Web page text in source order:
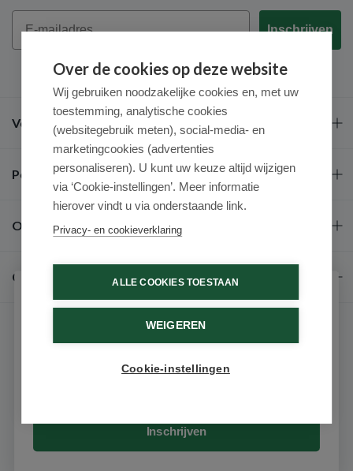
Email
Inschrijven
Veel gestelde vragen
Populaire merken
Over ons
Contact
Over de cookies op deze website
Wij gebruiken noodzakelijke cookies en, met uw
toestemming, analytische cookies
(websitegebruik meten), social-media- en
marketingcookies (advertenties
personaliseren). U kunt uw keuze altijd wijzigen
via ‘Cookie-instellingen’. Meer informatie
hierover vindt u via onderstaande link.
Privacy- en cookieverklaring
ALLE COOKIES TOESTAAN
WEIGEREN
Cookie-instellingen
Schrijf je in voor onze nieuwsbrief
Ontvang als eerste de beste aanbiedingen en persoonlijk
advies
Inschrijven